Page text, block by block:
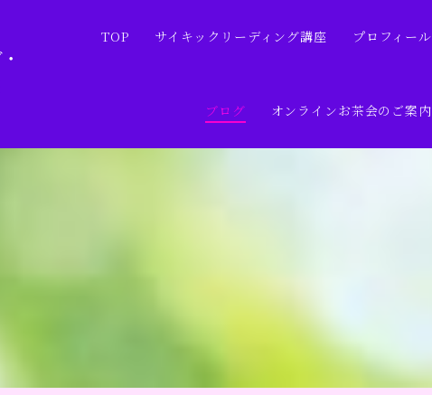
TOP サイキックリーディング講座 プロフィール
ブログ オンラインお茶会のご案内